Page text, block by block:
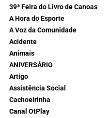
39ª Feira do Livro de Canoas
A Hora do Esporte
A Voz da Comunidade
Acidente
Animais
ANIVERSÁRIO
Artigo
Assistência Social
Cachoeirinha
Canal OtPlay